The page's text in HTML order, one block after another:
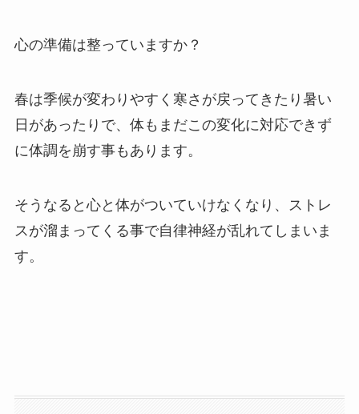
心の準備は整っていますか？
春は季候が変わりやすく寒さが戻ってきたり暑い
日があったりで、体もまだこの変化に対応できず
に体調を崩す事もあります。
そうなると心と体がついていけなくなり、ストレ
スが溜まってくる事で自律神経が乱れてしまいま
す。